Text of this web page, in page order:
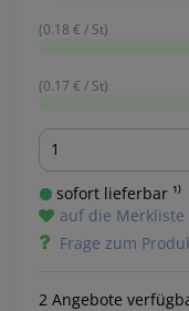
(0.18 € / St)
(0.17 € / St)
Menge
sofort lieferbar ¹⁾
auf die Merkliste
Frage zum
2 Angebote